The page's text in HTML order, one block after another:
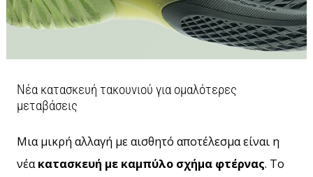
Νέα κατασκευή τακουνιού για ομαλότερες
μεταβάσεις
Μια μικρή αλλαγή με αισθητό αποτέλεσμα είναι η
νέακατασκευή με καμπύλο σχήμα φτέρνας. Το